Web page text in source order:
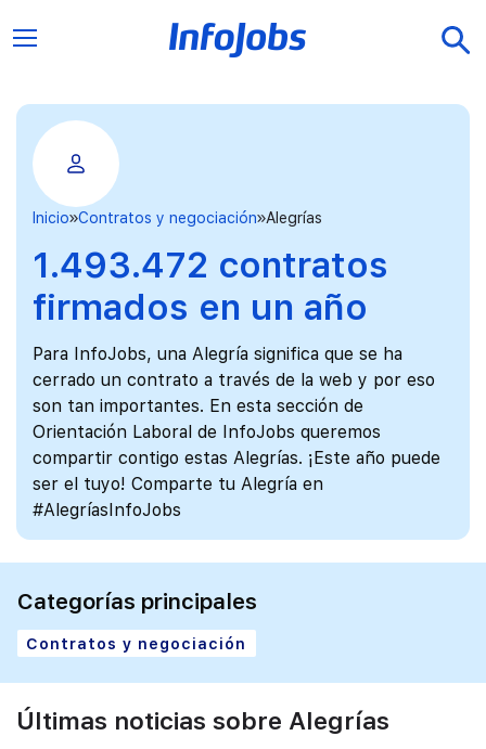
Inicio Contratos y negociación Alegrías
1.493.472 contratos
firmados en un año
Para InfoJobs, una Alegría significa que se ha
cerrado un contrato a través de la web y por eso
son tan importantes. En esta sección de
Orientación Laboral de InfoJobs queremos
compartir contigo estas Alegrías. ¡Este año puede
ser el tuyo! Comparte tu Alegría en
#AlegríasInfoJobs
Categorías principales
Contratos y negociación
Últimas noticias sobre Alegrías